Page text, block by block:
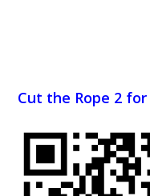
Cut the Rope 2 for